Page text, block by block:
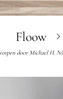
Floow
door Michael H.